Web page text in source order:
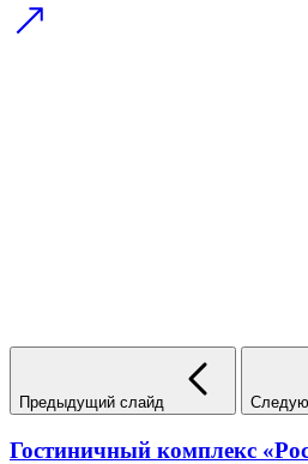
Предыдущий слайд
Гостиничный комплекс